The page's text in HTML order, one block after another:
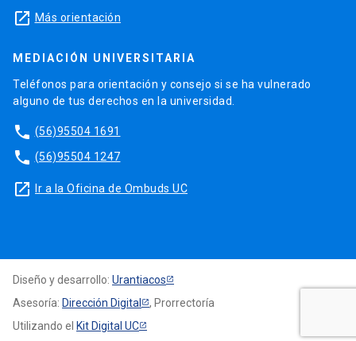
launch Más orientación
MEDIACIÓN UNIVERSITARIA
Teléfonos para orientación y consejo si se ha vulnerado
alguno de tus derechos en la universidad.
phone (56)95504 1691
phone (56)95504 1247
launch Ir a la Oficina de Ombuds UC
Diseño y desarrollo: Urantiacos
Asesoría: Dirección Digital
, Prorrectoría
Utilizando el Kit Digital UC